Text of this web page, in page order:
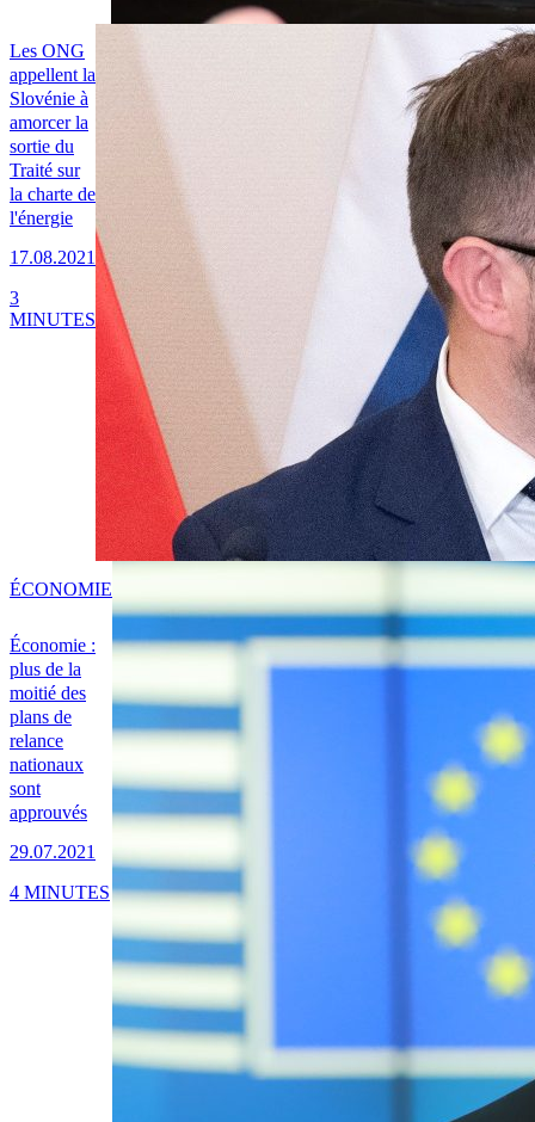
Les ONG
appellent la
Slovénie à
amorcer la
sortie du
Traité sur
la charte de
l'énergie
17.08.2021
3
MINUTES
Économie :
plus de la
moitié des
plans de
relance
nationaux
sont
approuvés
29.07.2021
ÉCONOMIE
4 MINUTES